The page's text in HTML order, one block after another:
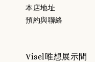
本店地址
預約與聯絡
Visel唯想展示間